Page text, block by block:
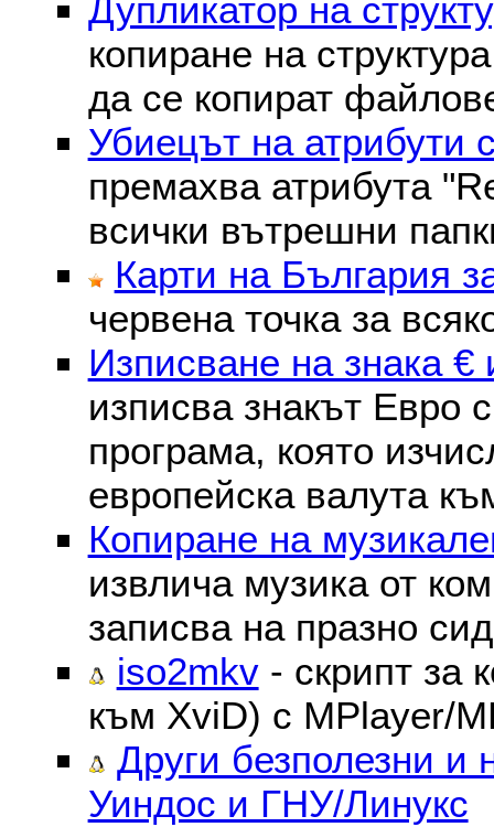
Дупликатор на
копиране на
да се копират
Убиецът на атрибути
премахва атрибутa
всички вътрешни
Карти на България
червена точка за
Изписване на знака €
изписва знакът Евро
програма, която
европейска валута
Копиране на
извлича музика от
записва на празно
iso2mkv- скрипт за
към XviD) с MPlayer/
Други безполезни и
Уиндос и ГНУ/Линукс